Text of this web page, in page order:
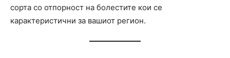
сорта со отпорност на болестите кои се
карактеристични за вашиот регион.